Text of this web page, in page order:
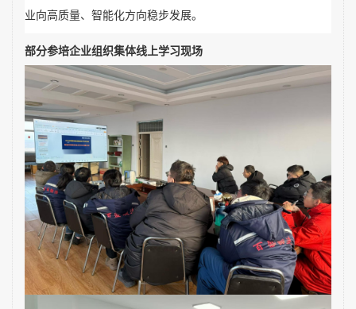
业向高质量、智能化方向稳步发展。
部分参培企业组织集体线上学习现场